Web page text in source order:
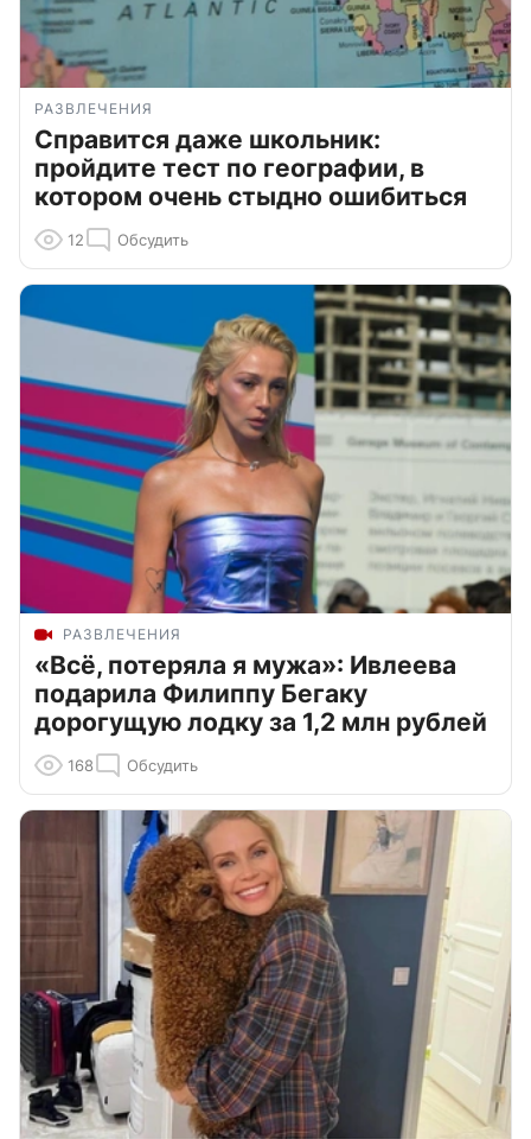
РАЗВЛЕЧЕНИЯ
Справится даже школьник:
пройдите тест по географии, в
котором очень стыдно ошибиться
12 Обсудить
РАЗВЛЕЧЕНИЯ
«Всё, потеряла я мужа»: Ивлеева
подарила Филиппу Бегаку
дорогущую лодку за 1,2 млн рублей
168 Обсудить